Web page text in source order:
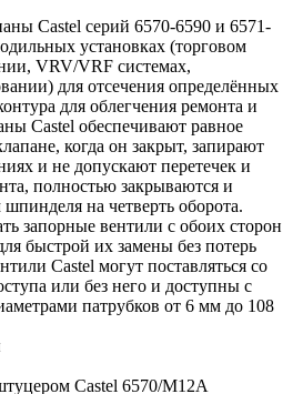
Castel серий 6570-6590 и 6571-
установках (торговом
VRV/VRF системах,
для отсечения определённых
для облегчения ремонта и
Castel обеспечивают равное
когда он закрыт, запирают
и не допускают перетечек и
полностью закрываются и
на четверть оборота.
запорные вентили с обоих сторон
быстрой их замены без потерь
Castel могут поставляться со
или без него и доступны с
патрубков от 6 мм до 108